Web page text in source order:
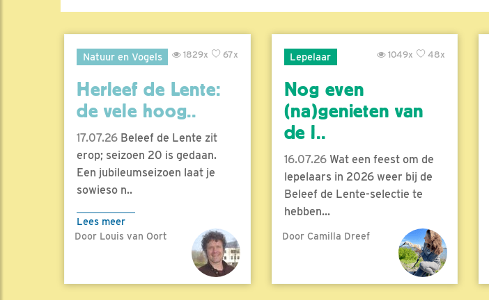
Natuur en Vogels 67x
1829x
Herleef de Lente:
de vele hoog..
17.07.26 Beleef de Lente zit
erop; seizoen 20 is gedaan.
Een jubileumseizoen laat je
sowieso n..
Lees meer
Door Louis van Oort
Lepelaar 48x
1049x
Nog even
(na)genieten van
de l..
16.07.26Wat een feest om de
lepelaars in 2026 weer bij de
Beleef de Lente-selectie te
hebben...
Lees meer
Door Camilla Dreef